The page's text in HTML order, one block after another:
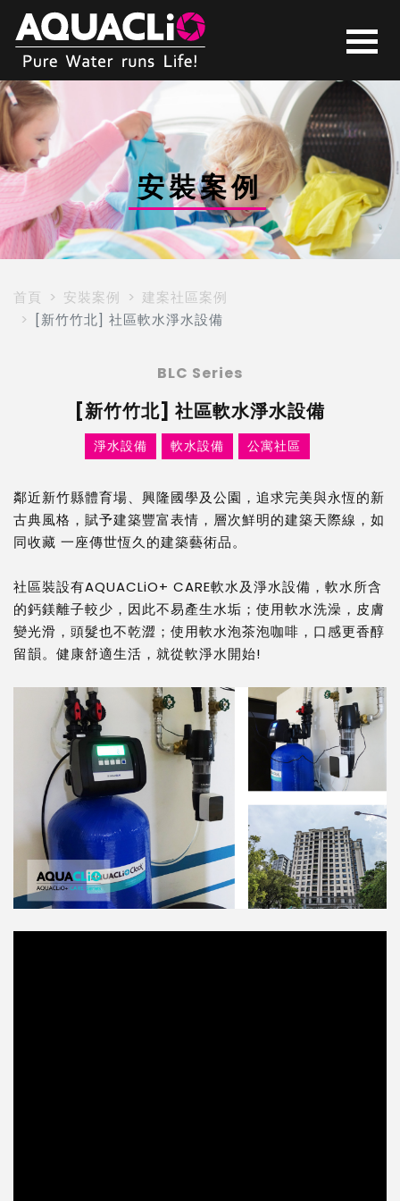
安裝案例
首頁 安裝案例
建案社區案例
[新竹竹北] 社區軟水淨水設備
BLC Series
[新竹竹北] 社區軟水淨水設備
淨水設備 軟水設備 公寓社區
鄰近新竹縣體育場、興隆國學及公園，追求完美與永恆的新
古典風格，賦予建築豐富表情，層次鮮明的建築天際線，如
同收藏 一座傳世恆久的建築藝術品。
社區裝設有AQUACLiO+ CARE軟水及淨水設備，軟水所含
的鈣鎂離子較少，因此不易產生水垢；使用軟水洗澡，皮膚
變光滑，頭髮也不乾澀；使用軟水泡茶泡咖啡，口感更香醇
留韻。健康舒適生活，就從軟淨水開始!